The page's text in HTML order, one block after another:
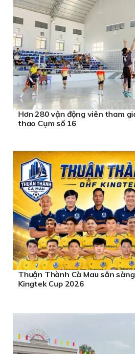
Hơn 280 vận động viên tham
thao Cụm số 16
Thuận Thành Cà Mau sẵn
Kingtek Cup 2026